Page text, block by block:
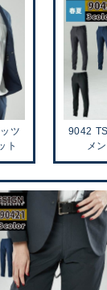
ツ
ト
9042
メ